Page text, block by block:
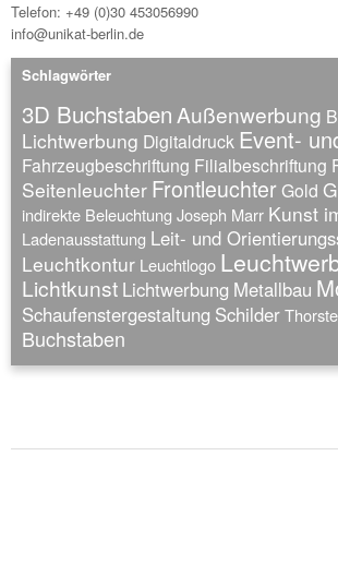
Telefon: +49 (0)30 453056990
info@unikat-berlin.de
Schlagwörter
3D Buchstaben Außenwerbung
Lichtwerbung Digitaldruck Event-
Fahrzeugbeschriftung Filialbeschriftung
Seitenleuchter FrontleuchterGold
indirekte Beleuchtung Joseph Marr Kunst
Ladenausstattung Leit- und
Leuchtkontur Leuchtlogo
Lichtkunst Lichtwerbung Metallbau
Schaufenstergestaltung Schilder
Buchstaben